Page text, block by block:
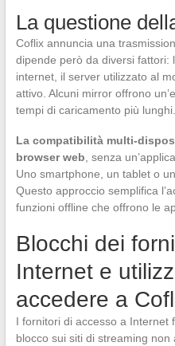
La questione
Coflix annuncia una
dipende però da diversi fattori:
internet, il server utilizzato al
attivo. Alcuni mirror offrono
tempi di caricamento più lunghi.
La compatibilità multi-
browser web, senza
Uno smartphone, un tablet o
Questo approccio semplifica
funzioni offline che offrono le
Blocchi dei
Internet e
accedere a
I fornitori di accesso a Internet
blocco sui siti di streaming